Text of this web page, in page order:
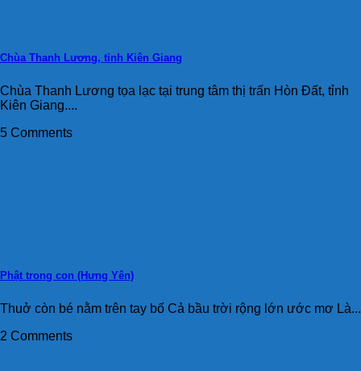
Chùa Thanh Lương, tỉnh Kiên Giang
Chùa Thanh Lương tọa lạc tại trung tâm thị trấn Hòn Đất, tỉnh
Kiên Giang....
5 Comments
Phật trong con (Hưng Yên)
Thuở còn bé nằm trên tay bố Cả bầu trời rộng lớn ước mơ Là...
2 Comments